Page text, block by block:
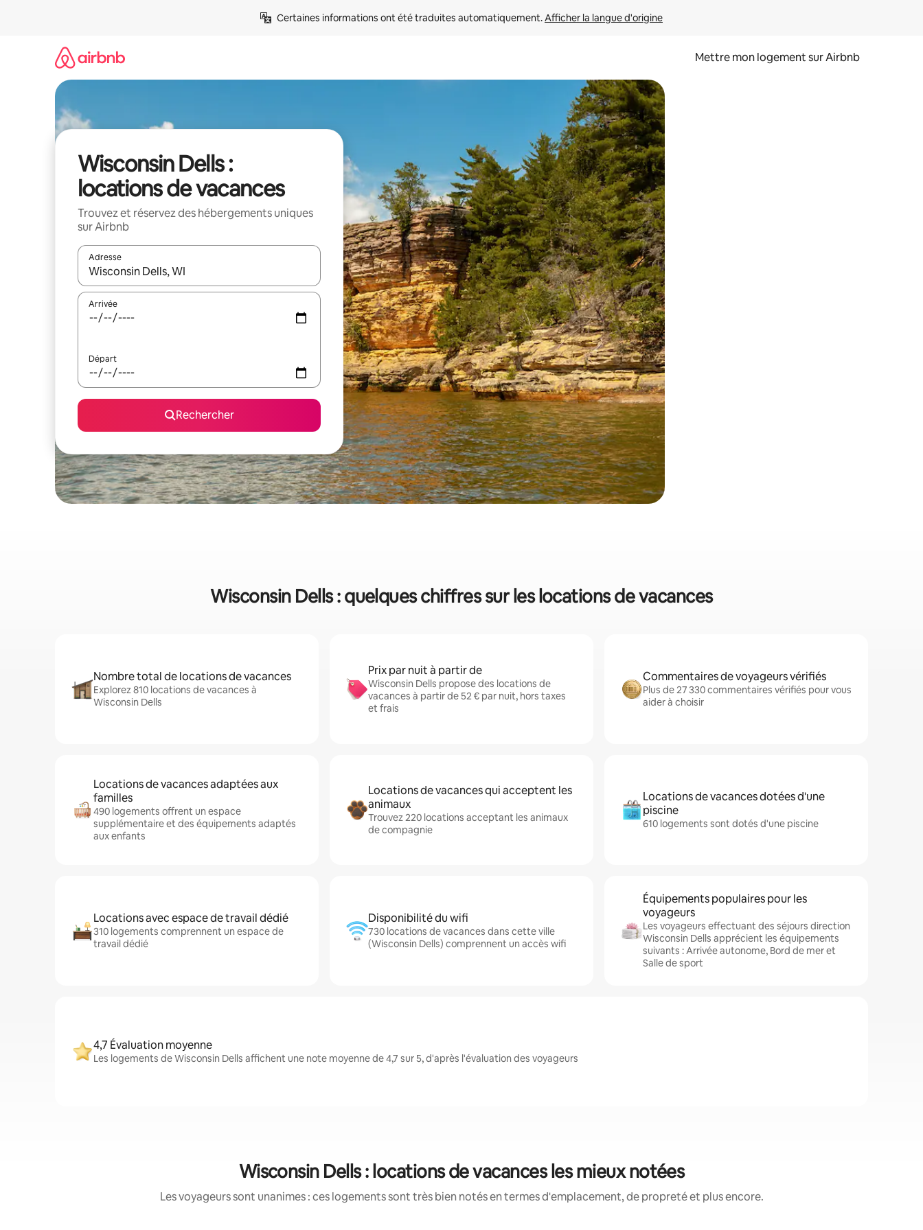
Certaines informations ont été traduites automatiquement. Afficher la langue d'origine
Mettre mon logement sur Airbnb
Wisconsin Dells :
locations de vacances
Trouvez et réservez des hébergements uniques
sur Airbnb
Adresse
Lorsque les résultats s'affichent, utilisez les flèches vers le haut et vers le bas pour les parcourir ou en appuyant et en faisant glisser.
Arrivée
Départ
Rechercher
Wisconsin Dells : quelques chiffres sur les locations de vacances
Nombre total de locations de vacances
Explorez 810 locations de vacances à
Wisconsin Dells
Prix par nuit à partir de
Wisconsin Dells propose des locations de
vacances à partir de 52 € par nuit, hors taxes
et frais
Commentaires de voyageurs vérifiés
Plus de 27 330 commentaires vérifiés pour vous
aider à choisir
Locations de vacances adaptées aux
familles
490 logements offrent un espace
supplémentaire et des équipements adaptés
aux enfants
Locations de vacances qui acceptent les
animaux
Trouvez 220 locations acceptant les animaux
de compagnie
Locations de vacances dotées d'une
piscine
610 logements sont dotés d'une piscine
Locations avec espace de travail dédié
310 logements comprennent un espace de
travail dédié
Disponibilité du wifi
730 locations de vacances dans cette ville
(Wisconsin Dells) comprennent un accès wifi
Équipements populaires pour les
voyageurs
Les voyageurs effectuant des séjours direction
Wisconsin Dells apprécient les équipements
suivants : Arrivée autonome, Bord de mer et
Salle de sport
4,7 Évaluation moyenne
Les logements de Wisconsin Dells affichent une note moyenne de 4,7 sur 5, d'après l'évaluation des voyageurs
Wisconsin Dells : locations de vacances les mieux notées
Les voyageurs sont unanimes : ces logements sont très bien notés en termes d'emplacement, de propreté et plus encore.